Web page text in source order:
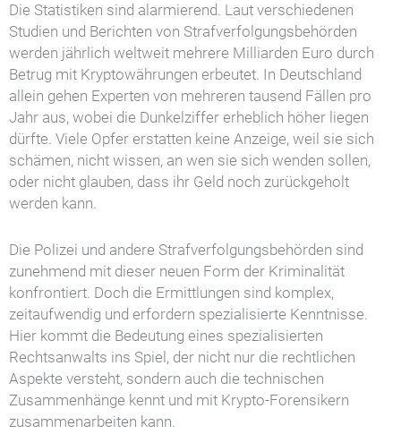
Die Statistiken sind alarmierend. Laut verschiedenen
Studien und Berichten von Strafverfolgungsbehörden
werden jährlich weltweit mehrere Milliarden Euro durch
Betrug mit Kryptowährungen erbeutet. In Deutschland
allein gehen Experten von mehreren tausend Fällen pro
Jahr aus, wobei die Dunkelziffer erheblich höher liegen
dürfte. Viele Opfer erstatten keine Anzeige, weil sie sich
schämen, nicht wissen, an wen sie sich wenden sollen,
oder nicht glauben, dass ihr Geld noch zurückgeholt
werden kann.
Die Polizei und andere Strafverfolgungsbehörden sind
zunehmend mit dieser neuen Form der Kriminalität
konfrontiert. Doch die Ermittlungen sind komplex,
zeitaufwendig und erfordern spezialisierte Kenntnisse.
Hier kommt die Bedeutung eines spezialisierten
Rechtsanwalts ins Spiel, der nicht nur die rechtlichen
Aspekte versteht, sondern auch die technischen
Zusammenhänge kennt und mit Krypto-Forensikern
zusammenarbeiten kann.